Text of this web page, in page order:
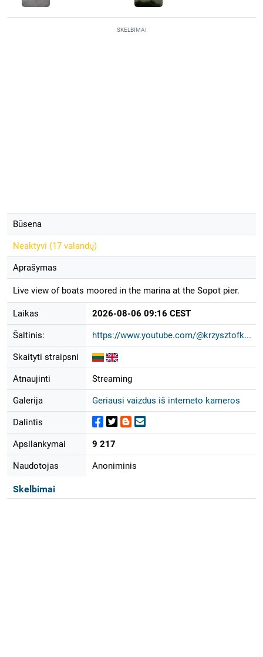
SKELBIMAI
Būsena
Neaktyvi (17 valandų)
Aprašymas
Live view of boats moored in the marina at the Sopot pier.
Laikas 2026-08-06 09:16 CEST
Šaltinis: https://www.youtube.com/@krzysztofk...
Skaityti straipsni
Atnaujinti Streaming
Galerija Geriausi vaizdus iš interneto kameros
Dalintis
Apsilankymai 9 217
Naudotojas Anoniminis
Skelbimai